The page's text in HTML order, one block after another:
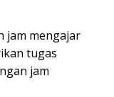
jam mengajar
tugas
jam